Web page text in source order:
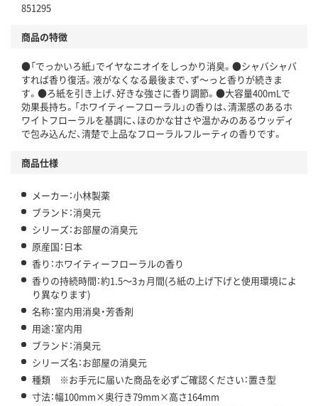
851295
商品の特徴
●「でっかいろ紙」でイヤなニオイをしっかり消臭。●シャバシャバ
すれば香り復活。液がなくなる最後まで、ず～っと香りが続きま
す。●ろ紙を引き上げ、好きな強さに香り調節。●大容量400mLで
効果長持ち。「ホワイティーフローラル」の香りは、清潔感のあるホ
ワイトフローラルを基調に、ほのかな甘さや温かみのあるウッディ
で包み込んだ、清楚で上品なフローラルフルーティの香りです。
商品仕様
メーカー：小林製薬
ブランド：消臭元
シリーズ：お部屋の消臭元
原産国：日本
香り：ホワイティーフローラルの香り
香りの持続時間：約1.5～3ヵ月間(ろ紙の上げ下げと使用環境によ
り異なります)
名称：室内用消臭・芳香剤
用途：室内用
ブランド：消臭元
シリーズ名：お部屋の消臭元
種類 ※お手元に届いた商品を必ずご確認ください：置き型
寸法：幅100mm×奥行き79mm×高さ164mm